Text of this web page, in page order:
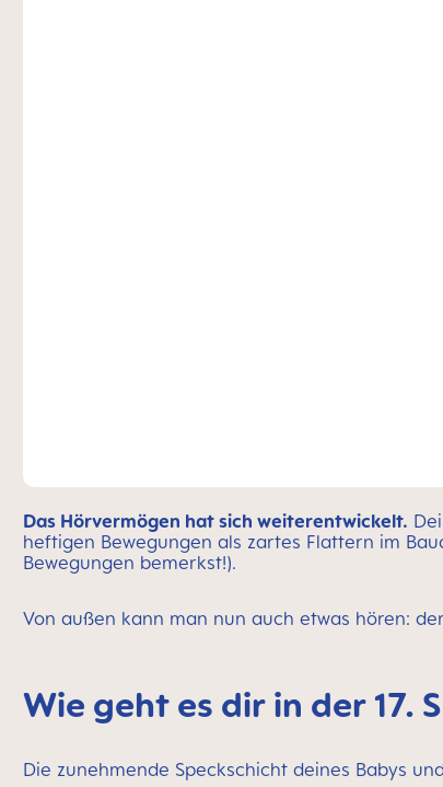
Das Hörvermögen hat sich weiterentwickelt.
heftigen Bewegungen als zartes Flattern im
Bewegungen bemerkst!).
Von außen kann man nun auch etwas hören: der
Wie geht es dir in der 17.
Die zunehmende Speckschicht deines Babys